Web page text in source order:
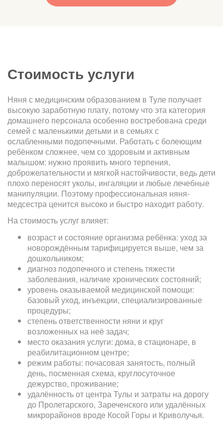
Стоимость услуги
Няня с медицинским образованием в Туле получает
высокую заработную плату, потому что эта категория
домашнего персонала особенно востребована среди
семей с маленькими детьми и в семьях с
ослабленными подопечными. Работать с болеющим
ребёнком сложнее, чем со здоровым и активным
малышом: нужно проявить много терпения,
доброжелательности и мягкой настойчивости, ведь дети
плохо переносят уколы, ингаляции и любые лечебные
манипуляции. Поэтому профессиональная няня-
медсестра ценится высоко и быстро находит работу.
На стоимость услуг влияет:
возраст и состояние организма ребёнка: уход за
новорождённым тарифицируется выше, чем за
дошкольником;
диагноз подопечного и степень тяжести
заболевания, наличие хронических состояний;
уровень оказываемой медицинской помощи:
базовый уход, инъекции, специализированные
процедуры;
степень ответственности няни и круг
возложенных на неё задач;
место оказания услуги: дома, в стационаре, в
реабилитационном центре;
режим работы: почасовая занятость, полный
день, посменная схема, круглосуточное
дежурство, проживание;
удалённость от центра Тулы и затраты на дорогу
до Пролетарского, Зареченского или удалённых
микрорайонов вроде Косой Горы и Криволучья.